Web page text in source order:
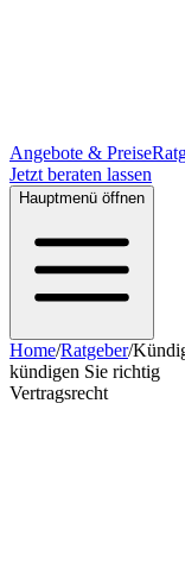
Angebote & Preise
Jetzt beraten lassen
Hauptmenü öffnen
Home/Ratgeber/
kündigen Sie richtig
Vertragsrecht